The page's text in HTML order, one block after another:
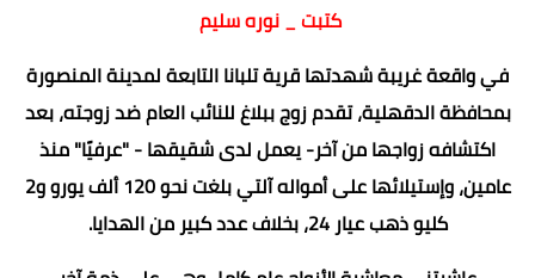
كتبت _ نوره سليم
في واقعة غريبة شهدتها قرية تلبانا التابعة لمدينة المنصورة
بمحافظة الدقهلية، تقدم زوج ببلاغ للنائب العام ضد زوجته، بعد
اكتشافه زواجها من آخر- يعمل لدى شقيقها - "عرفيًا" منذ
عامين، وإستيلائها على أمواله آلتي بلغت نحو 120 ألف يورو و2
كليو ذهب عيار 24، بخلاف عدد كبير من الهدايا.